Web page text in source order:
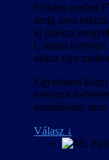
Nekem eredeti
amig nem
uj jatekra
(, angol nyelven
akkor ujra
Egyebkent
nekem
normalisan,
Válasz ↓